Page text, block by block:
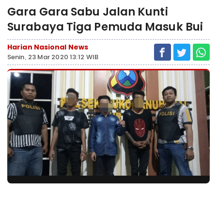
Gara Gara Sabu Jalan Kunti
Surabaya Tiga Pemuda Masuk Bui
Harian Nasional News
Senin, 23 Mar 2020 13:12 WIB